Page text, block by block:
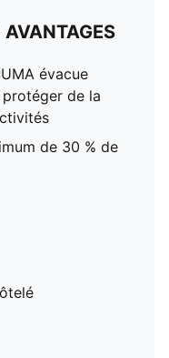
évacue
de la
de 30 % de